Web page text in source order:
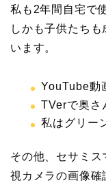
私も2年間自宅で
しかも子供たち
います。
YouTube動
TVerで奥さ
私はグリー
その他、セサミ
視カメラの画像確